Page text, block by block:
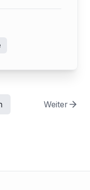
Weiter